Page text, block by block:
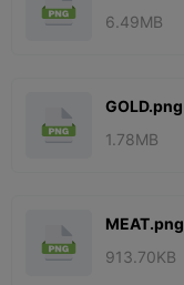
6.49MB
GOLD.png
1.78MB
MEAT.png
913.70KB